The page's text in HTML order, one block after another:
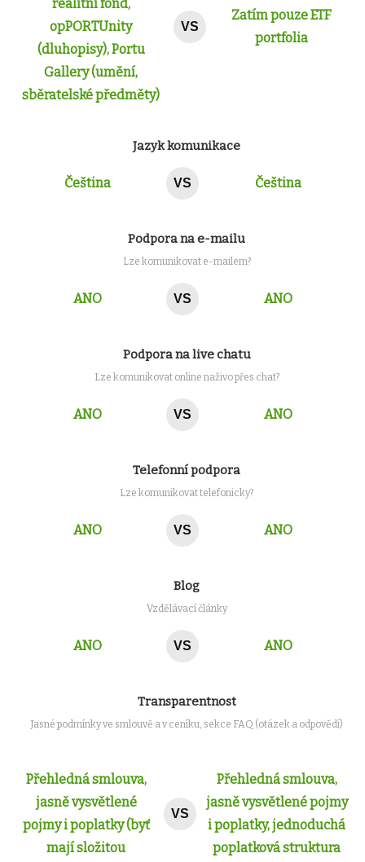
realitní fond,
opPORTUnity
(dluhopisy), Portu
Gallery (umění,
sběratelské předměty)
VS
Zatím pouze ETF
portfolia
Jazyk komunikace
Čeština VS Čeština
Podpora na e-mailu
Lze komunikovat e-mailem?
ANO VS ANO
Podpora na live chatu
Lze komunikovat online naživo přes chat?
ANO VS ANO
Telefonní podpora
Lze komunikovat telefonicky?
ANO VS ANO
Blog
Vzdělávací články
ANO VS ANO
Transparentnost
Jasné podmínky ve smlouvě a v ceníku, sekce FAQ (otázek a odpovědí)
Přehledná smlouva,
jasně vysvětlené
pojmy i poplatky (byť
mají složitou
VS
Přehledná smlouva,
jasně vysvětlené pojmy
i poplatky, jednoduchá
poplatková struktura